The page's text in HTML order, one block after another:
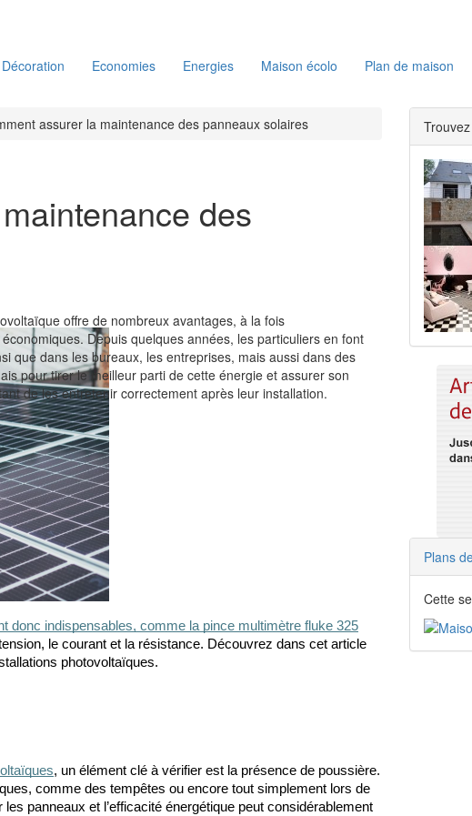
Décoration Economies Energies Maison écolo Plan de maison
assurer la maintenance des panneaux solaires
des
offre de nombreux avantages, à la fois
Depuis quelques années, les particuliers en font
que dans les bureaux, les entreprises, mais aussi dans des
pour tirer le meilleur parti de cette énergie et assurer son
de les entretenir correctement après leur installation.
donc indispensables, comme la pince multimètre fluke 325
le courant et la résistance. Découvrez dans cet article
photovoltaïques.
, un élément clé à vérifier est la présence de poussière.
comme des tempêtes ou encore tout simplement lors de
panneaux et l’efficacité énergétique peut considérablement
Plans
Cette